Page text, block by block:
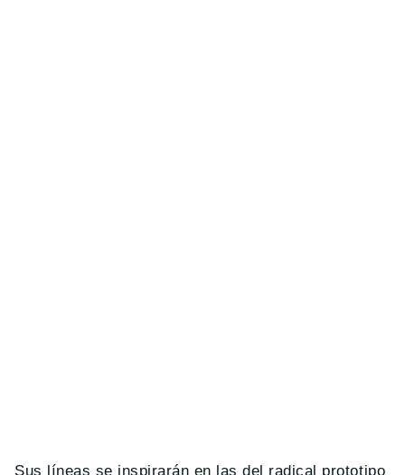
Sus líneas se inspirarán en las del radical prototipo